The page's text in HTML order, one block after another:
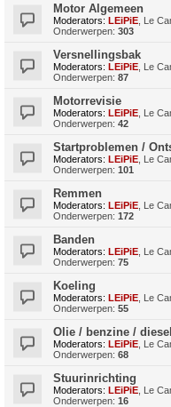
Motor Algemeen
Moderators: LEiPiE Le
Onderwerpen: 303
Versnellingsbak
Moderators: LEiPiE Le
Onderwerpen: 87
Motorrevisie
Moderators: LEiPiE Le
Onderwerpen: 42
Startproblemen /
Moderators: LEiPiE Le
Onderwerpen: 101
Remmen
Moderators: LEiPiE Le
Onderwerpen: 172
Banden
Moderators: LEiPiE Le
Onderwerpen: 75
Koeling
Moderators: LEiPiE Le
Onderwerpen: 55
Olie / benzine /
Moderators: LEiPiE Le
Onderwerpen: 68
Stuurinrichting
Moderators: LEiPiE Le
Onderwerpen: 16